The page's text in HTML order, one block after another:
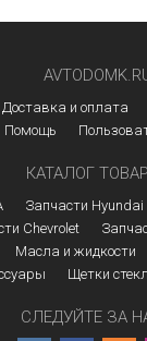
Доставка и оплата
Помощь
КАТАЛОГ
Запчасти Hyundai
Chevrolet
Масла и жидкости
Щетки
СЛЕДУЙТЕ ЗА